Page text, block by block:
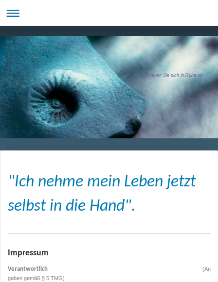
Schauen Sie sich in Ruhe um
"Ich nehme mein Leben jetzt
selbst in die Hand".
Impressum
Verantwortlich (An
gaben gemäß § 5 TMG)